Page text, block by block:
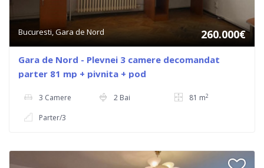
Bucuresti, Gara de Nord 260.000€
Gara de Nord - Plevnei 3 camere decomandat
parter 81 mp + pivnita + pod
3 Camere 2 Bai 81 m2
Parter/3